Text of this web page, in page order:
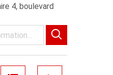
4, boulevard